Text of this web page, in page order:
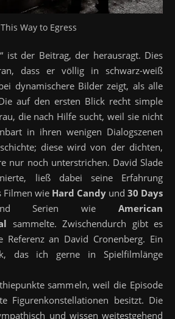
This Way to Egress
ist der Beitrag, der herausragt. Dies
dass er völlig in schwarz-weiß
dynamischere Bilder zeigt, als alle
auf den ersten Blick recht simple
die nach Hilfe sucht, weil sie nicht
in ihren wenigen Dialogszenen
diese wird von der dichten,
nur noch unterstrichen. David Slade
ließ dabei seine Erfahrung
Filmen wie Hard Candy und 30 Days
Serien wieAmerican
sammelte. Zwischendurch gibt es
Referenz an David Cronenberg. Ein
das ich gerne in Spielfilmlänge
sammeln, weil die Episode
Figurenkonstellationen besitzt. Die
und wissen weitestgehend